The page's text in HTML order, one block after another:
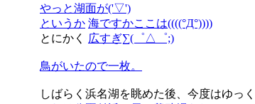
やっと湖面が('▽')
というか 海ですかここは((((°Д°))))
とにかく
広すぎ∑(゜△゜;)
鳥がいたので一枚。
しばらく浜名湖を眺めた後、今度はゆっ